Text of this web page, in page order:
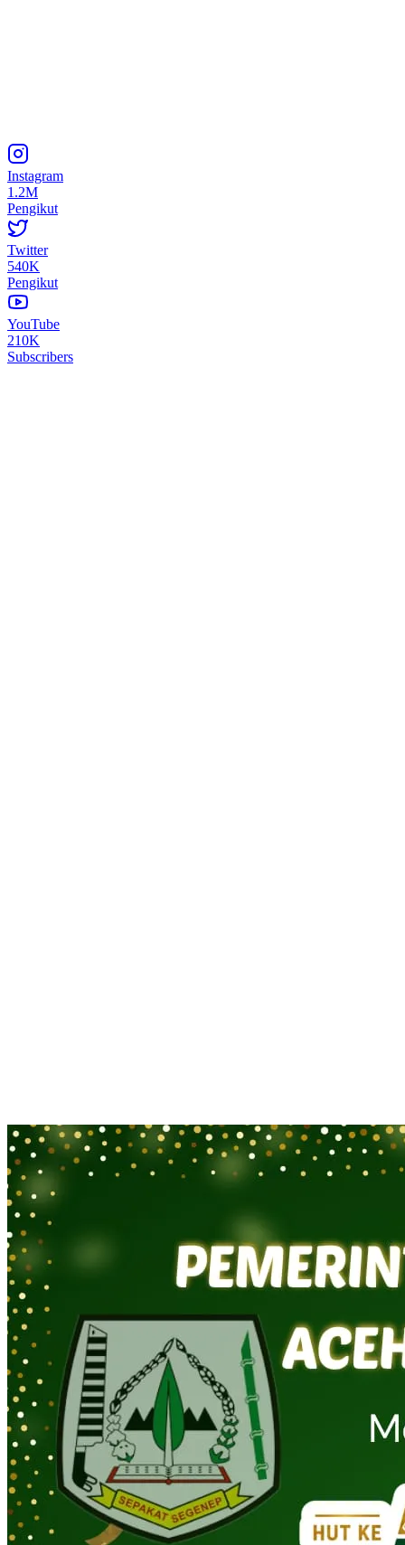
Instagram
1.2M
Pengikut
Twitter
540K
Pengikut
YouTube
210K
Subscribers